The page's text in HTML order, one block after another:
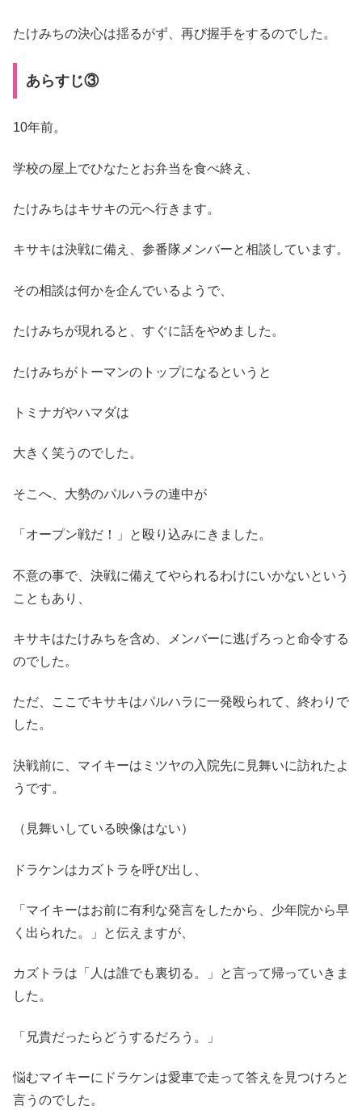
たけみちの決心は揺るがず、再び握手をするのでした。
あらすじ③
10年前。
学校の屋上でひなたとお弁当を食べ終え、
たけみちはキサキの元へ行きます。
キサキは決戦に備え、参番隊メンバーと相談しています。
その相談は何かを企んでいるようで、
たけみちが現れると、すぐに話をやめました。
たけみちがトーマンのトップになるというと
トミナガやハマダは
大きく笑うのでした。
そこへ、大勢のパルハラの連中が
「オープン戦だ！」と殴り込みにきました。
不意の事で、決戦に備えてやられるわけにいかないという
こともあり、
キサキはたけみちを含め、メンバーに逃げろっと命令する
のでした。
ただ、ここでキサキはパルハラに一発殴られて、終わりで
した。
決戦前に、マイキーはミツヤの入院先に見舞いに訪れたよ
うです。
（見舞いしている映像はない）
ドラケンはカズトラを呼び出し、
「マイキーはお前に有利な発言をしたから、少年院から早
く出られた。」と伝えますが、
カズトラは「人は誰でも裏切る。」と言って帰っていきま
した。
「兄貴だったらどうするだろう。」
悩むマイキーにドラケンは愛車で走って答えを見つけろと
言うのでした。